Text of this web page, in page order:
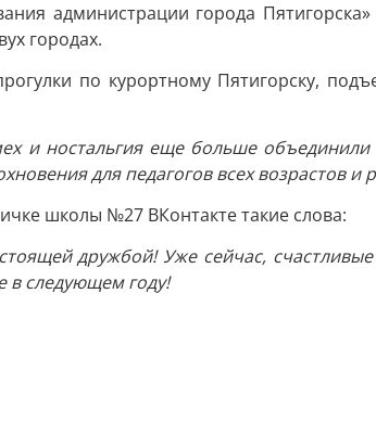
администрации города Пятигорска»
городах.
по курортному Пятигорску,
и ностальгия еще больше
для педагогов всех возрастов
школы №27 ВКонтакте такие слова:
дружбой! Уже сейчас,
в следующем году!